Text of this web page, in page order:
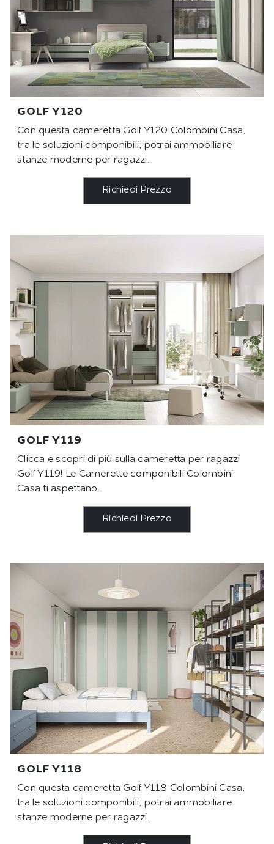
GOLF Y120
Con questa cameretta Golf Y120 Colombini Casa,
tra le soluzioni componibili, potrai ammobiliare
stanze moderne per ragazzi.
Richiedi Prezzo
GOLF Y119
Clicca e scopri di più sulla cameretta per ragazzi
Golf Y119! Le Camerette componibili Colombini
Casa ti aspettano.
Richiedi Prezzo
GOLF Y118
Con questa cameretta Golf Y118 Colombini Casa,
tra le soluzioni componibili, potrai ammobiliare
stanze moderne per ragazzi.